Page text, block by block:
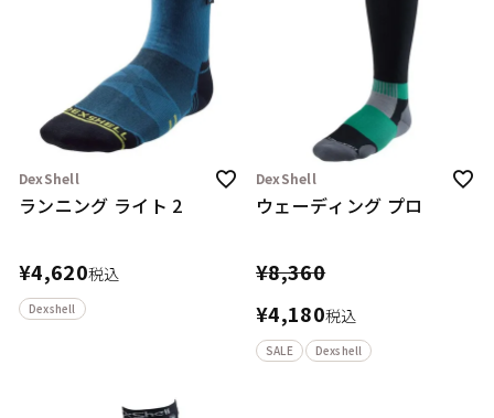
DexShell
ランニング ライト 2
¥4,620税込
Dexshell
DexShell
ウェーディング プロ
¥8,360
¥4,180税込
SALE Dexshell